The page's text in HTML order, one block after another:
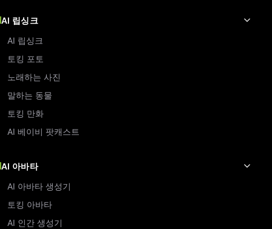
AI 립싱크
AI 립싱크
토킹 포토
노래하는 사진
말하는 동물
토킹 만화
AI 베이비 팟캐스트
AI 아바타
AI 아바타 생성기
토킹 아바타
AI 인간 생성기